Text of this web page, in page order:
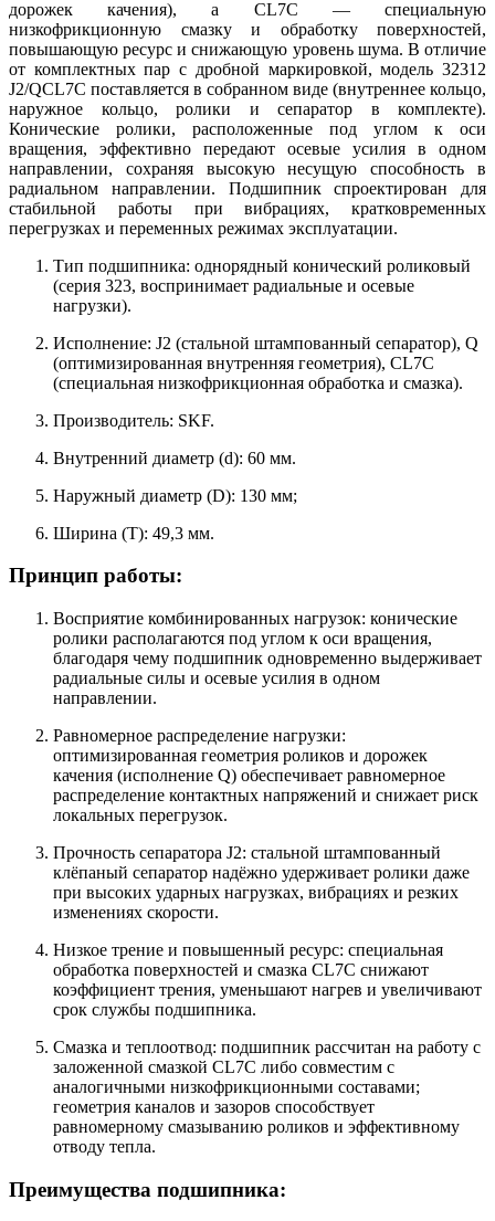
дорожек качения), а CL7C — специальную
низкофрикционную смазку и обработку поверхностей,
повышающую ресурс и снижающую уровень шума. В отличие
от комплектных пар с дробной маркировкой, модель 32312
J2/QCL7C поставляется в собранном виде (внутреннее кольцо,
наружное кольцо, ролики и сепаратор в комплекте).
Конические ролики, расположенные под углом к оси
вращения, эффективно передают осевые усилия в одном
направлении, сохраняя высокую несущую способность в
радиальном направлении. Подшипник спроектирован для
стабильной работы при вибрациях, кратковременных
перегрузках и переменных режимах эксплуатации.
Тип подшипника: однорядный конический роликовый
(серия 323, воспринимает радиальные и осевые
нагрузки).
Исполнение: J2 (стальной штампованный сепаратор), Q
(оптимизированная внутренняя геометрия), CL7C
(специальная низкофрикционная обработка и смазка).
Производитель: SKF.
Внутренний диаметр (d): 60 мм.
Наружный диаметр (D): 130 мм;
Ширина (T): 49,3 мм.
Принцип работы:
Восприятие комбинированных нагрузок: конические
ролики располагаются под углом к оси вращения,
благодаря чему подшипник одновременно выдерживает
радиальные силы и осевые усилия в одном
направлении.
Равномерное распределение нагрузки:
оптимизированная геометрия роликов и дорожек
качения (исполнение Q) обеспечивает равномерное
распределение контактных напряжений и снижает риск
локальных перегрузок.
Прочность сепаратора J2: стальной штампованный
клёпаный сепаратор надёжно удерживает ролики даже
при высоких ударных нагрузках, вибрациях и резких
изменениях скорости.
Низкое трение и повышенный ресурс: специальная
обработка поверхностей и смазка CL7C снижают
коэффициент трения, уменьшают нагрев и увеличивают
срок службы подшипника.
Смазка и теплоотвод: подшипник рассчитан на работу с
заложенной смазкой CL7C либо совместим с
аналогичными низкофрикционными составами;
геометрия каналов и зазоров способствует
равномерному смазыванию роликов и эффективному
отводу тепла.
Преимущества подшипника: